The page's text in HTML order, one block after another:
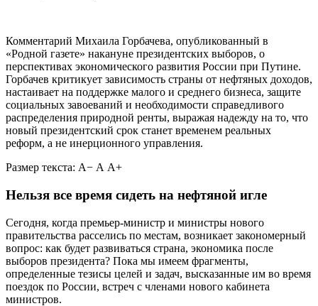
Комментарий Михаила Горбачева, опубликованный в
«Родной газете» накануне президентских выборов, о
перспективах экономического развития России при Путине.
Горбачев критикует зависимость страны от нефтяных доходов,
настаивает на поддержке малого и среднего бизнеса, защите
социальных завоеваний и необходимости справедливого
распределения природной ренты, выражая надежду на то, что
новый президентский срок станет временем реальных
реформ, а не инерционного управления.
Размер текста: А− А А+
Нельзя все время сидеть на нефтяной игле
Сегодня, когда премьер-министр и министры нового
правительства расселись по местам, возникает закономерный
вопрос: как будет развиваться страна, экономика после
выборов президента? Пока мы имеем фрагменты,
определенные тезисы целей и задач, высказанные им во время
поездок по России, встреч с членами нового кабинета
министров.